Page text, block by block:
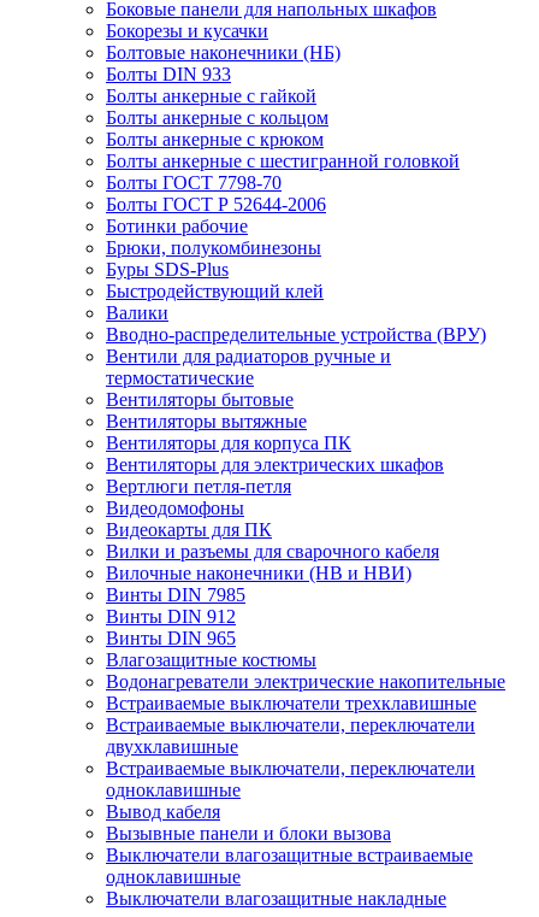
Боковые панели для напольных шкафов
Бокорезы и кусачки
Болтовые наконечники (НБ)
Болты DIN 933
Болты анкерные с гайкой
Болты анкерные с кольцом
Болты анкерные с крюком
Болты анкерные с шестигранной головкой
Болты ГОСТ 7798-70
Болты ГОСТ Р 52644-2006
Ботинки рабочие
Брюки, полукомбинезоны
Буры SDS-Plus
Быстродействующий клей
Валики
Вводно-распределительные устройства (ВРУ)
Вентили для радиаторов ручные и
термостатические
Вентиляторы бытовые
Вентиляторы вытяжные
Вентиляторы для корпуса ПК
Вентиляторы для электрических шкафов
Вертлюги петля-петля
Видеодомофоны
Видеокарты для ПК
Вилки и разъемы для сварочного кабеля
Вилочные наконечники (НВ и НВИ)
Винты DIN 7985
Винты DIN 912
Винты DIN 965
Влагозащитные костюмы
Водонагреватели электрические накопительные
Встраиваемые выключатели трехклавишные
Встраиваемые выключатели, переключатели
двухклавишные
Встраиваемые выключатели, переключатели
одноклавишные
Вывод кабеля
Вызывные панели и блоки вызова
Выключатели влагозащитные встраиваемые
одноклавишные
Выключатели влагозащитные накладные